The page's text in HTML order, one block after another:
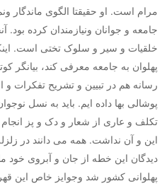
مرام است. او حقیقتا الگوی
جامعه و‌ جوانان و‌نیازمندان کرده
خلقیات و سیر و سلوک تختی است.
پهلوان به جامعه معرفی کند،
رسانه هم در تبیین و تشریح تفکرات
پوشالی بها داده ایم. باید به نسل
تکلف و عاری از شعار و دک و پز انجام
این و آن نداشت. همه‌ می دانند در
دیدگان این خطه از جان و آبروی خود
پهلوانی کشور شد و‌جوایز خاص این